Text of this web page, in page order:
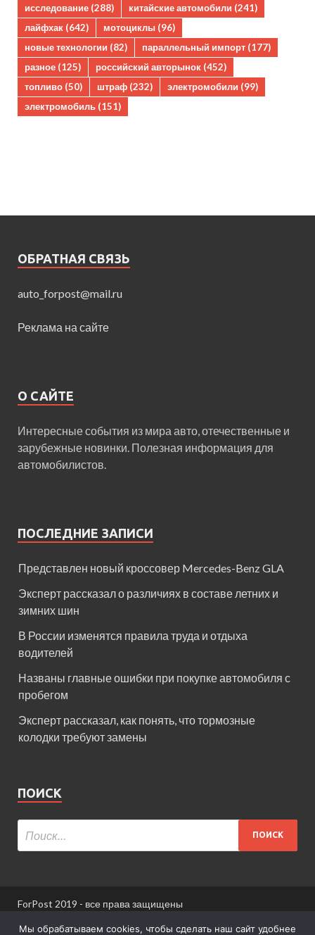
исследование (288) китайские автомобили (241)
лайфхак (642) мотоциклы (96)
новые технологии (82) параллельный импорт (177)
разное (125) российский авторынок (452)
топливо (50) штраф (232) электромобили (99)
электромобиль (151)
ОБРАТНАЯ СВЯЗЬ
auto_forpost@mail.ru
Реклама на сайте
О САЙТЕ
Интересные события из мира авто, отечественные и
зарубежные новинки. Полезная информация для
автомобилистов.
ПОСЛЕДНИЕ ЗАПИСИ
Представлен новый кроссовер Mercedes-Benz GLA
Эксперт рассказал о различиях в составе летних и
зимних шин
В России изменятся правила труда и отдыха
водителей
Названы главные ошибки при покупке автомобиля с
пробегом
Эксперт рассказал, как понять, что тормозные
колодки требуют замены
ПОИСК
ForPost 2019 - все права защищены
При использовании материалов сайта ссылка
Мы обрабатываем cookies, чтобы сделать наш сайт удобнее